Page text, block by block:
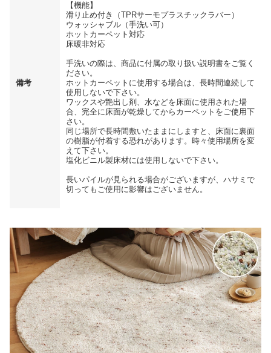
備考
【機能】
滑り止め付き（TPRサーモプラスチックラバー）
ウォッシャブル（手洗い可）
ホットカーペット対応
床暖非対応
手洗いの際は、商品に付属の取り扱い説明書をご覧く
ださい。
ホットカーペットに使用する場合は、長時間連続して
使用しないで下さい。
ワックスや艶出し剤、水などを床面に使用された場
合、完全に床面が乾燥してからカーペットをご使用下
さい。
同じ場所で長時間敷いたままにしますと、床面に裏面
の樹脂が付着する恐れがあります。時々使用場所を変
えて下さい。
塩化ビニル製床材には使用しないで下さい。
長いパイルが見られる場合がございますが、ハサミで
切ってもご使用に影響はございません。